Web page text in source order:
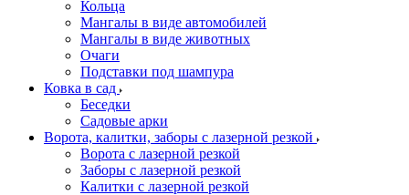
Кольца
Мангалы в виде автомобилей
Мангалы в виде животных
Очаги
Подставки под шампура
Ковка в сад
Беседки
Садовые арки
Ворота, калитки, заборы с лазерной резкой
Ворота с лазерной резкой
Заборы с лазерной резкой
Калитки с лазерной резкой